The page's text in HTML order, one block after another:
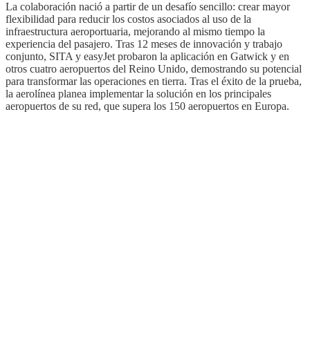
La colaboración nació a partir de un desafío sencillo: crear mayor
flexibilidad para reducir los costos asociados al uso de la
infraestructura aeroportuaria, mejorando al mismo tiempo la
experiencia del pasajero. Tras 12 meses de innovación y trabajo
conjunto, SITA y easyJet probaron la aplicación en Gatwick y en
otros cuatro aeropuertos del Reino Unido, demostrando su potencial
para transformar las operaciones en tierra. Tras el éxito de la prueba,
la aerolínea planea implementar la solución en los principales
aeropuertos de su red, que supera los 150 aeropuertos en Europa.